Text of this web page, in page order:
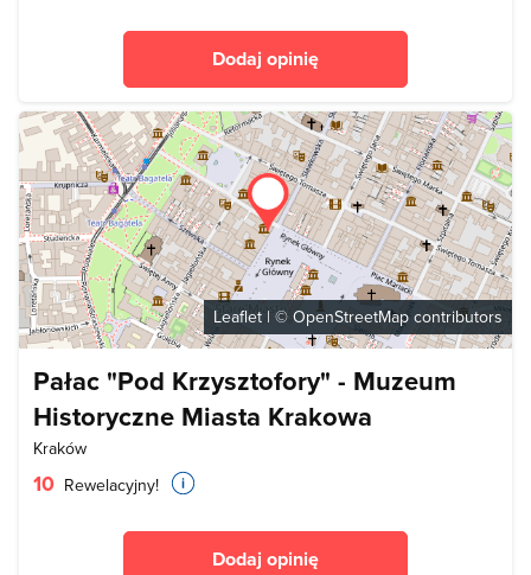
Dodaj opinię
Leaflet | © OpenStreetMap contributors
Pałac "Pod Krzysztofory" - Muzeum
Historyczne Miasta Krakowa
Kraków
10 Rewelacyjny!
Dodaj opinię